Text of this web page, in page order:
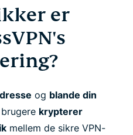
alle dine enheder
krypterede VPN?
er
og blande din
krypterer
mellem de sikre VPN-